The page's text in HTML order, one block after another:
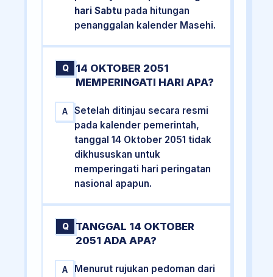
hari Sabtu pada hitungan
penanggalan kalender Masehi.
Q
14 OKTOBER 2051
MEMPERINGATI HARI APA?
A
Setelah ditinjau secara resmi
pada kalender pemerintah,
tanggal 14 Oktober 2051 tidak
dikhususkan untuk
memperingati hari peringatan
nasional apapun.
Q
TANGGAL 14 OKTOBER
2051 ADA APA?
A
Menurut rujukan pedoman dari